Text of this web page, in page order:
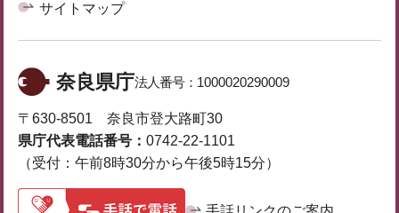
サイトマップ
奈良県庁法人番号： 1000020290009
〒630-8501 奈良市登大路町30
県庁代表電話番号： 0742-22-1101
（受付：午前8時30分から午後5時15分）